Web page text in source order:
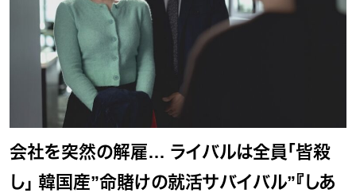
会社を突然の解雇… ライバルは全員「皆殺
し」 韓国産”命賭けの就活サバイバル”『しあ